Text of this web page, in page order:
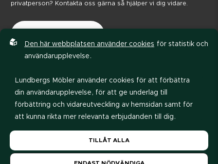
privatperson? Kontakta oss gärna så hjälper vi dig vidare.
Integritetspolicy Code of conduct
Den här webbplatsen använder cookies för statistik och
användarupplevelse.
Lundbergs Möbler använder cookies för att förbättra
din användarupplevelse, för att ge underlag till
förbättring och vidareutveckling av hemsidan samt för
att kunna rikta mer relevanta erbjudanden till dig.
personuppgiftspolicy
val i efterhand hittar du den möjligheten i botten på
TILLÅT ALLA